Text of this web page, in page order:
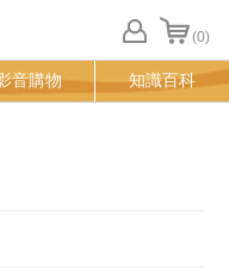
(0)
FB
登
音購物 知識百科